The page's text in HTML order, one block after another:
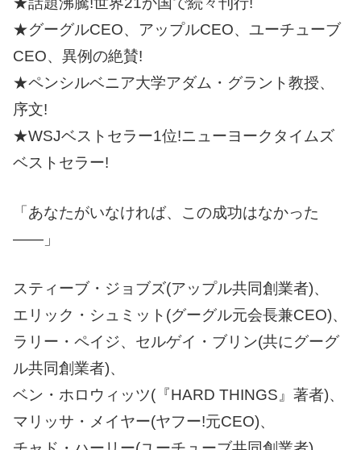
★グーグルCEO、アップルCEO、ユーチューブ
CEO、異例の絶賛!
★ペンシルベニア大学アダム・グラント教授、
序文!
★WSJベストセラー1位!ニューヨークタイムズ
ベストセラー!
「あなたがいなければ、この成功はなかった
――」
スティーブ・ジョブズ(アップル共同創業者)、
エリック・シュミット(グーグル元会長兼CEO)、
ラリー・ペイジ、セルゲイ・ブリン(共にグーグ
ル共同創業者)、
ベン・ホロウィッツ(『HARD THINGS』著者)、
マリッサ・メイヤー(ヤフー!元CEO)、